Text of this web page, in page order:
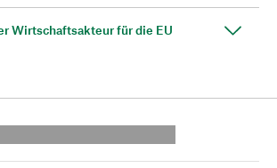
Wirtschaftsakteur für die EU